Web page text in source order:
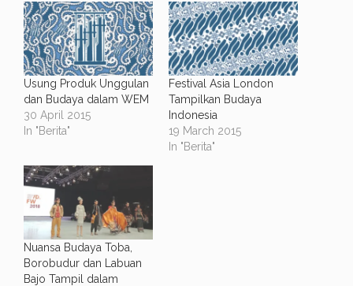
Usung Produk Unggulan
dan Budaya dalam WEM
30 April 2015
In "Berita"
Festival Asia London
Tampilkan Budaya
Indonesia
19 March 2015
In "Berita"
Nuansa Budaya Toba,
Borobudur dan Labuan
Bajo Tampil dalam